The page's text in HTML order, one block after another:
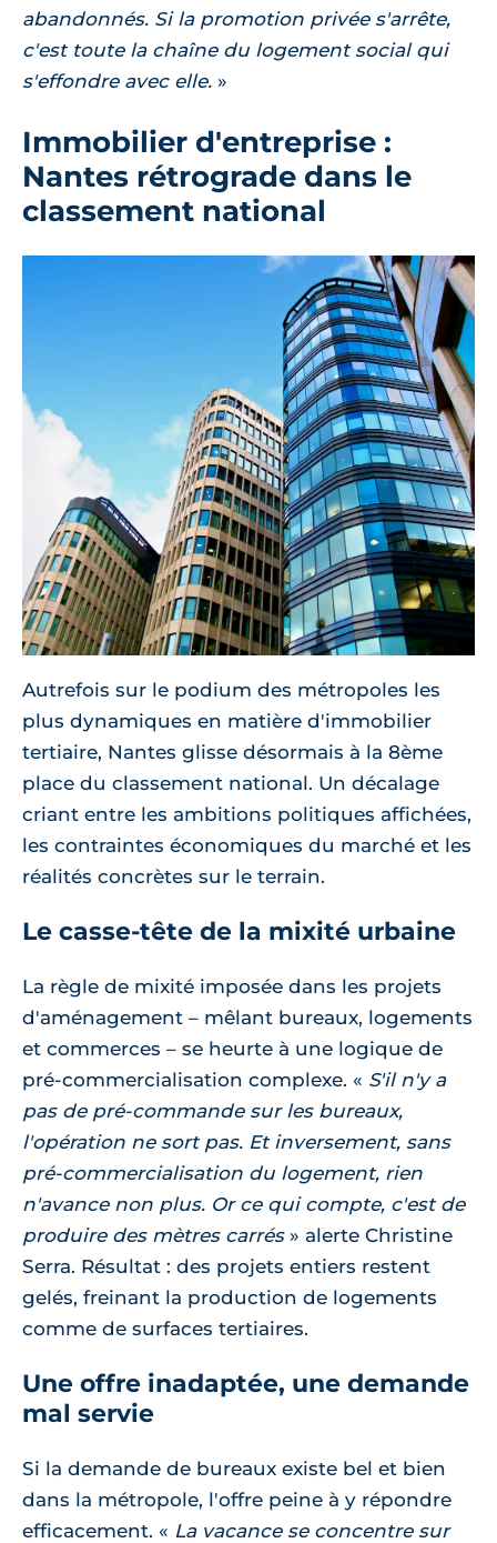
abandonnés. Si la promotion privée s'arrête,
c'est toute la chaîne du logement social qui
s'effondre avec elle.
Immobilier d'entreprise :
Nantes rétrograde dans le
classement national
Autrefois sur le podium des métropoles les
plus dynamiques en matière d'immobilier
tertiaire, Nantes glisse désormais à la 8ème
place du classement national. Un décalage
criant entre les ambitions politiques affichées,
les contraintes économiques du marché et les
réalités concrètes sur le terrain.
Le casse-tête de la mixité urbaine
La règle de mixité imposée dans les projets
d'aménagement – mêlant bureaux, logements
et commerces – se heurte à une logique de
pré-commercialisation complexe.
S'il n'y a
pas de pré-commande sur les bureaux,
l'opération ne sort pas. Et inversement, sans
pré-commercialisation du logement, rien
n'avance non plus. Or ce qui compte, c'est de
produire des mètres carrés
alerte Christine
Serra. Résultat : des projets entiers restent
gelés, freinant la production de logements
comme de surfaces tertiaires.
Une offre inadaptée, une demande
mal servie
Si la demande de bureaux existe bel et bien
dans la métropole, l'offre peine à y répondre
efficacement.
La vacance se concentre sur